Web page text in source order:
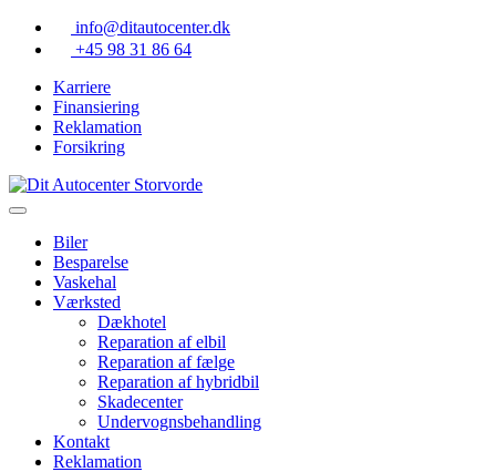
Skip
info@ditautocenter.dk
+45 98 31 86 64
Karriere
Finansiering
Reklamation
Forsikring
Biler
Besparelse
Vaskehal
Værksted
Dækhotel
Reparation af elbil
Reparation af fælge
Reparation af hybridbil
Skadecenter
Undervognsbehandling
Kontakt
Reklamation